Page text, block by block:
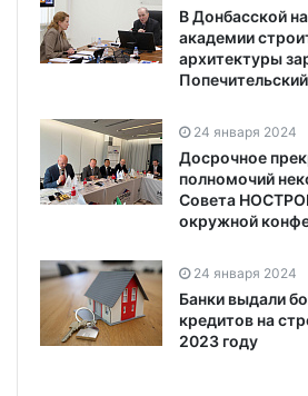
В Донбасской
академии
архитектуры
24 января 2024
Досрочное
полномочий
Совета
окружной
24 января 2024
Банки выдали
кредитов на
2023 году